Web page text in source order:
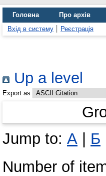
Головна Про архів
Вхід в систему
Реєстрація
Up a level
Export as
Jump to: А Б
Number of